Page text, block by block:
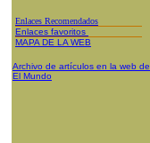
Enlaces Recomendados
Enlaces favoritos
MAPA DE LA WEB
Archivo de artículos en la web de
El Mundo